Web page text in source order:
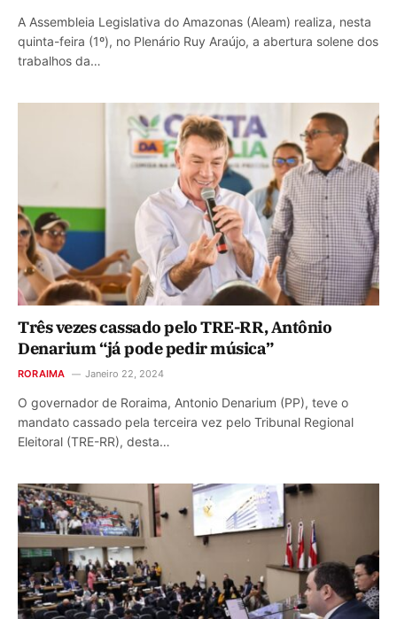
A Assembleia Legislativa do Amazonas (Aleam) realiza, nesta
quinta-feira (1º), no Plenário Ruy Araújo, a abertura solene dos
trabalhos da…
Três vezes cassado pelo TRE-RR, Antônio
Denarium “já pode pedir música”
RORAIMA Janeiro 22, 2024
O governador de Roraima, Antonio Denarium (PP), teve o
mandato cassado pela terceira vez pelo Tribunal Regional
Eleitoral (TRE-RR), desta…